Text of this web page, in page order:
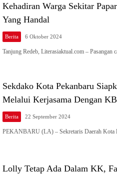
Kehadiran Warga Sekitar
Yang Handal
Berita 6 Oktober 2024
Tanjung Redeb, Literasiaktual.com – Pasangan
Sekdako Kota Pekanbaru
Melalui Kerjasama Dengan
Berita 22 September 2024
PEKANBARU (LA) – Sekretaris Daerah Kota
Lolly Tetap Ada Dalam KK,